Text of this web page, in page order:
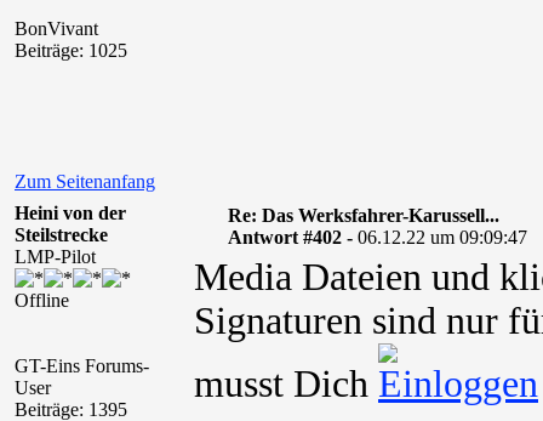
BonVivant
Beiträge: 1025
Zum Seitenanfang
Heini von der
Steilstrecke
LMP-Pilot
Offline
GT-Eins Forums-
User
Beiträge: 1395
Re: Das Werksfahrer-Karussell...
Antwort #402 - 06.12.22 um 09:09:47
Media Dateien und
Signaturen sind nur
musst Dich